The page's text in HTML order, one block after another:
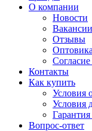
О компании
Новости
Вакансии
Отзывы
Контакты
Как купить
Условия
Условия
Вопрос-ответ